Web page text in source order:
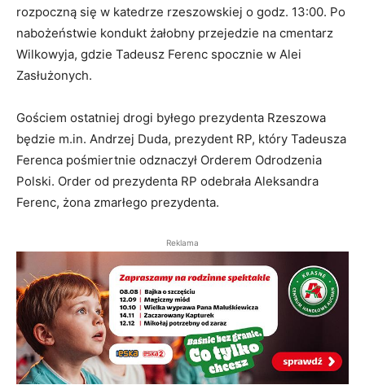
rozpoczną się w katedrze rzeszowskiej o godz. 13:00. Po
nabożeństwie kondukt żałobny przejedzie na cmentarz
Wilkowyja, gdzie Tadeusz Ferenc spocznie w Alei
Zasłużonych.
Gościem ostatniej drogi byłego prezydenta Rzeszowa
będzie m.in. Andrzej Duda, prezydent RP, który Tadeusza
Ferenca pośmiertnie odznaczył Orderem Odrodzenia
Polski. Order od prezydenta RP odebrała Aleksandra
Ferenc, żona zmarłego prezydenta.
Reklama